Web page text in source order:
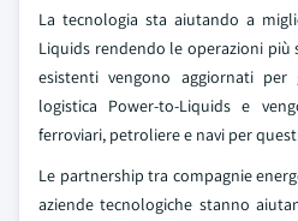
La tecnologia sta aiutando a
Liquids rendendo le operazioni più
esistenti vengono aggiornati
logistica Power-to-Liquids e
ferroviari, petroliere e navi per
Le partnership tra compagnie
aziende tecnologiche stanno